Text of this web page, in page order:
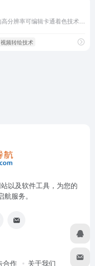
频转绘技术
以及软件工具，为您的
服务。
合作 关于我们